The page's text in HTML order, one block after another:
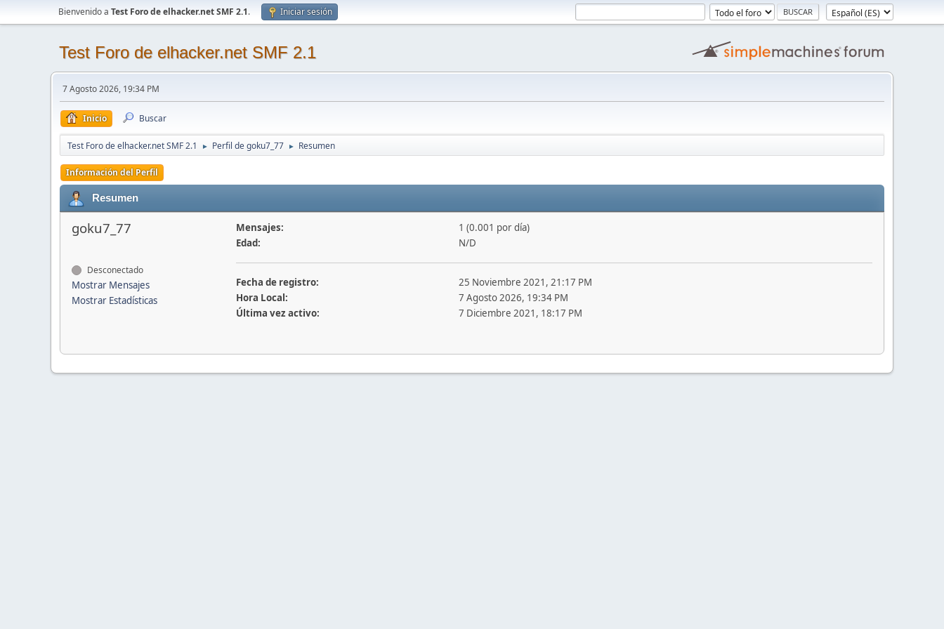
Bienvenido a Test Foro de elhacker.net SMF 2.1. Iniciar sesión
Test Foro de elhacker.net SMF 2.1
7 Agosto 2026, 19:34 PM
Inicio Buscar
Test Foro de elhacker.net SMF 2.1 ► Perfil de goku7_77 ► Resumen
Información del Perfil
Resumen
goku7_77
Desconectado
Mostrar Mensajes
Mostrar Estadísticas
Mensajes:
1 (0.001 por día)
Edad:
N/D
Fecha de registro:
25 Noviembre 2021, 21:17 PM
Hora Local:
7 Agosto 2026, 19:34 PM
Última vez activo:
7 Diciembre 2021, 18:17 PM